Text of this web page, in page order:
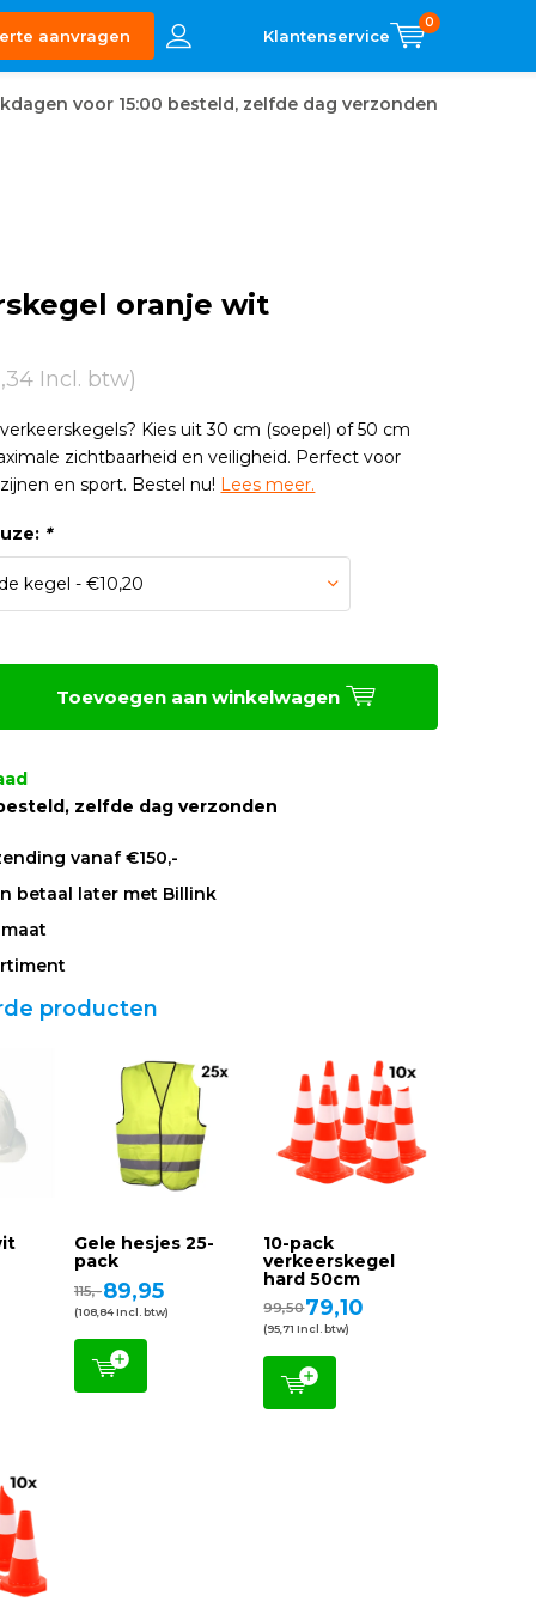
aanvragen
0
voor 15:00 besteld, zelfde dag verzonden
oranje wit
Incl. btw)
Kies uit 30 cm (soepel) of 50 cm
zichtbaarheid en veiligheid. Perfect voor
en sport. Bestel nu! Lees meer.
*
Toevoegen aan winkelwagen
zelfde dag verzonden
vanaf €150,-
betaal later met Billink
producten
Gele hesjes 25-
pack
115,-89,95
(108,84 Incl. btw)
10-pack
verkeerskegel
hard 50cm
99,5079,10
(95,71 Incl. btw)